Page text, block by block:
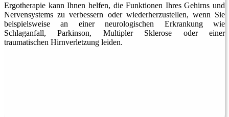
Ergotherapie kann Ihnen helfen, die Funktionen Ihres Gehirns und
Nervensystems zu verbessern oder wieder­herzustellen, wenn Sie
beispielsweise an einer neurologischen Erkrankung wie
Schlaganfall, Parkinson, Multipler Sklerose oder einer
traumatischen Hirnverletzung leiden.